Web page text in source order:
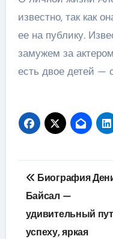
известно, так как
ее на публику.
замужем за
есть двое детей —
по
записям
Биография
Байсал —
удивительный
успеху, яркая